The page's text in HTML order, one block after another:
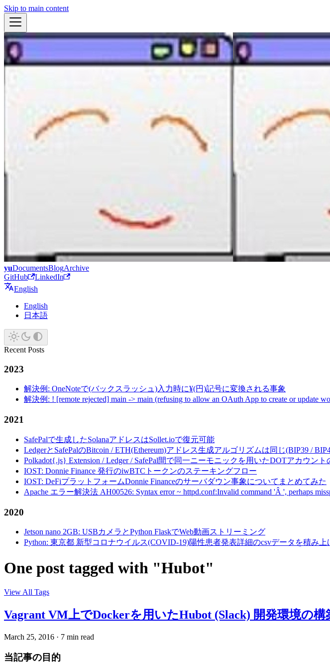
Skip to main content
yuDocumentsBlogArchive
GitHub
LinkedIn
English
English
日本語
Recent Posts
2023
解決例: OneNoteで(バックスラッシュ)入力時に¥(円)記号に変換される事象
解決例: ! [remote rejected] main -> main (refusing to allow an OAuth App to create or
2021
SafePalで生成したSolanaアドレスはSollet.ioで復元可能
LedgerとSafePalのBitcoin / ETH(Ethereum)アドレス生成アルゴリズムは同じ(BIP39 /
Polkadot{.js} Extension / Ledger / SafePal間で同一ニーモニックを用いたDOTアカウン
IOST: Donnie Finance 発行のiwBTCトークンのステーキングフロー
IOST: DeFiプラットフォームDonnie Financeのサーバダウン事象についてまとめてみた
Apache エラー解決法 AH00526: Syntax error ~ httpd.conf:Invalid command 'Â ', perhaps
2020
Jetson nano 2GB: USBカメラとPython FlaskでWeb動画ストリーミング
Python: 東京都 新型コロナウイルス(COVID-19)陽性患者発表詳細のcsvデータを積み
One post tagged with "Hubot"
View All Tags
Vagrant VM上でDockerを用いたHubot (Slack) 開発環境の構
March 25, 2016 · 7 min read
当記事の目的